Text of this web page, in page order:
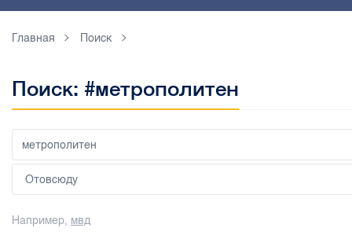
Главная Поиск
Поиск: #метрополитен
Например, мвд